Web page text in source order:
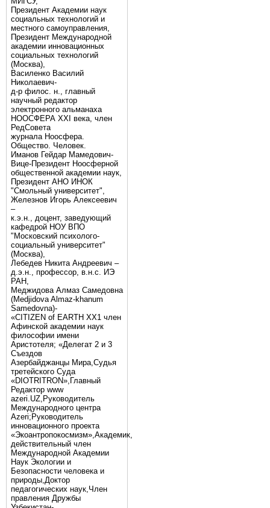
Президент Академии наук
социальных технологий и
местного самоуправления,
Президент Международной
академии инновационных
социальных технологий
(Москва),
Василенко Василий
Николаевич-
д-р филос. н., главный
научный редактор
электронного альманаха
НООСФЕРА XXI века, член
РедСовета
журнала Ноосфера.
Общество. Человек.
Иманов Гейдар Мамедович-
Вице-Президент Ноосферной
общественной академии наук,
Президент АНО ИНОК
"Смольный университет",
Железнов Игорь Алексеевич
–
к.э.н., доцент, заведующий
кафедрой НОУ ВПО
"Московский психолого-
социальный университет"
(Москва),
Лебедев Никита Андреевич –
д.э.н., профессор, в.н.с. ИЭ
РАН,
Меджидова Алмаз Самедовна
(Medjidova Almaz-khanum
Samedovna)-
«CITIZEN of EARTH XX1 член
Афинской академии наук
философии имени
Аристотеля; «Делегат 2 и 3
Съездов
Азербайджанцы Мира,Судья
третейского Суда
«DIOTRITRON»,Главный
Редактор www
azeri.UZ,Руководитель
Международного центра
Аzeri;Руководитель
инновационного проекта
«Экоантропокосмизм»,Академик,
действительный член
Международной Академии
Наук Экологии и
Безопасности человека и
природы,Доктор
педагогических наук,Член
правления Дружбы